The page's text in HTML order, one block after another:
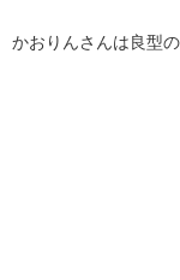
かおりんさんは良型